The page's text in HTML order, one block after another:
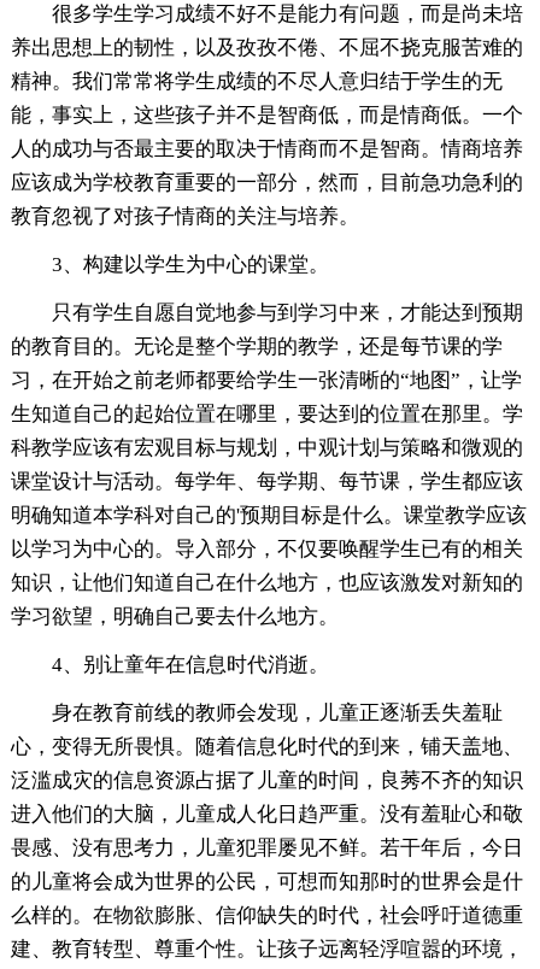
很多学生学习成绩不好不是能力有问题，而是尚未培
养出思想上的韧性，以及孜孜不倦、不屈不挠克服苦难的
精神。我们常常将学生成绩的不尽人意归结于学生的无
能，事实上，这些孩子并不是智商低，而是情商低。一个
人的成功与否最主要的取决于情商而不是智商。情商培养
应该成为学校教育重要的一部分，然而，目前急功急利的
教育忽视了对孩子情商的关注与培养。
3、构建以学生为中心的课堂。
只有学生自愿自觉地参与到学习中来，才能达到预期
的教育目的。无论是整个学期的教学，还是每节课的学
习，在开始之前老师都要给学生一张清晰的“地图”，让学
生知道自己的起始位置在哪里，要达到的位置在那里。学
科教学应该有宏观目标与规划，中观计划与策略和微观的
课堂设计与活动。每学年、每学期、每节课，学生都应该
明确知道本学科对自己的'预期目标是什么。课堂教学应该
以学习为中心的。导入部分，不仅要唤醒学生已有的相关
知识，让他们知道自己在什么地方，也应该激发对新知的
学习欲望，明确自己要去什么地方。
4、别让童年在信息时代消逝。
身在教育前线的教师会发现，儿童正逐渐丢失羞耻
心，变得无所畏惧。随着信息化时代的到来，铺天盖地、
泛滥成灾的信息资源占据了儿童的时间，良莠不齐的知识
进入他们的大脑，儿童成人化日趋严重。没有羞耻心和敬
畏感、没有思考力，儿童犯罪屡见不鲜。若干年后，今日
的儿童将会成为世界的公民，可想而知那时的世界会是什
么样的。在物欲膨胀、信仰缺失的时代，社会呼吁道德重
建、教育转型、尊重个性。让孩子远离轻浮喧嚣的环境，